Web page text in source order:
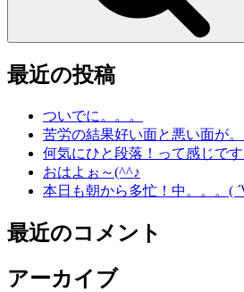
最近の投稿
ついでに。。。
苦労の結果好い面と悪い面が。
何気にひと段落！って感じで
おはよぉ～(^^♪
本日も朝から多忙！中。。。(
最近のコメント
アーカイブ